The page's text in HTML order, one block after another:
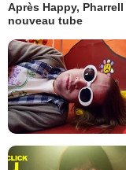
Après Happy,
nouveau tube